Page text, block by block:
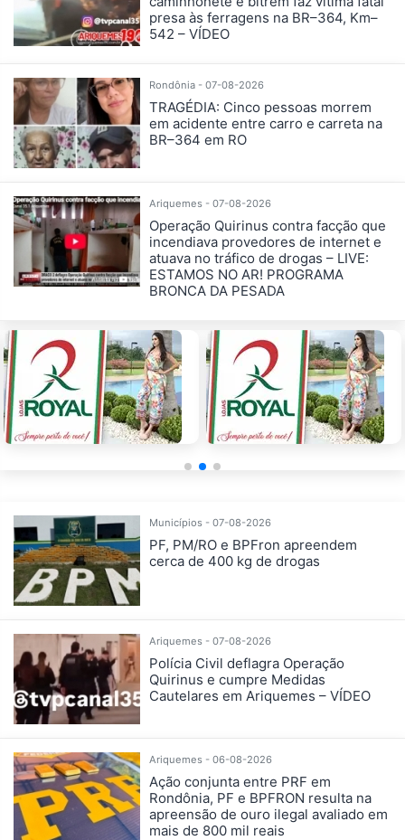
presa às ferragens na BR–364, Km–
542 – VÍDEO
Rondônia - 07-08-2026
TRAGÉDIA: Cinco pessoas morrem
em acidente entre carro e carreta na
BR–364 em RO
Ariquemes - 07-08-2026
Operação Quirinus contra facção que
incendiava provedores de internet e
atuava no tráfico de drogas – LIVE:
ESTAMOS NO AR! PROGRAMA
BRONCA DA PESADA
Municípios - 07-08-2026
PF, PM/RO e BPFron apreendem
cerca de 400 kg de drogas
Ariquemes - 07-08-2026
Polícia Civil deflagra Operação
Quirinus e cumpre Medidas
Cautelares em Ariquemes – VÍDEO
Ariquemes - 06-08-2026
Ação conjunta entre PRF em
Rondônia, PF e BPFRON resulta na
apreensão de ouro ilegal avaliado em
mais de 800 mil reais